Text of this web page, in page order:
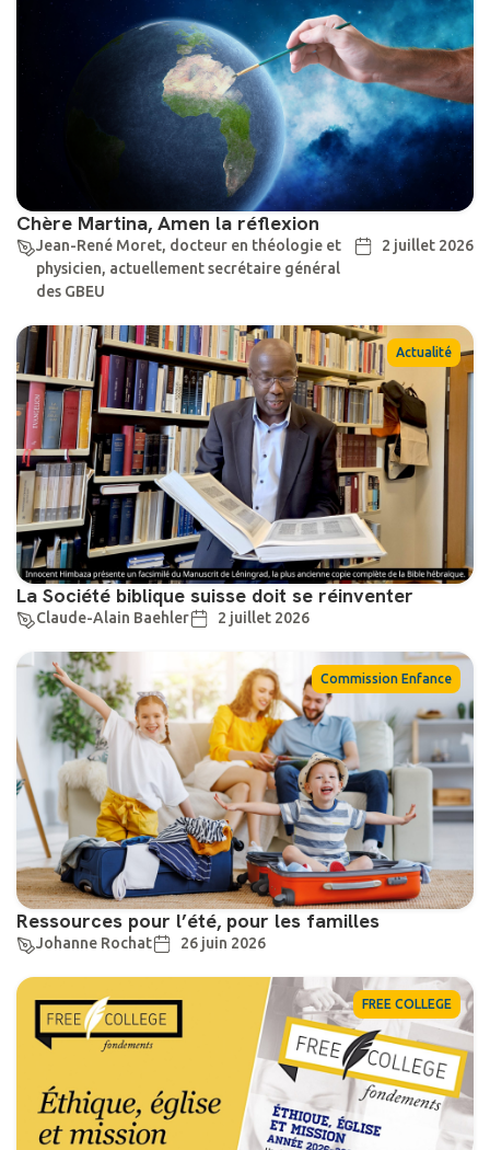
Chère Martina, Amen la réflexion
Jean-René Moret, docteur en théologie et
physicien, actuellement secrétaire général
des GBEU
2 juillet 2026
Actualité
La Société biblique suisse doit se réinventer
Claude-Alain Baehler 2 juillet 2026
Commission Enfance
Ressources pour l’été, pour les familles
Johanne Rochat 26 juin 2026
FREE COLLEGE